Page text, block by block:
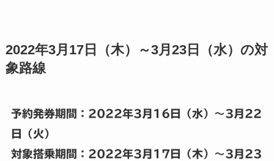
2022年3月17日（木）～3月23日（水）の対
象路線
予約発券期間：2022年3月16日
（水）～3月22
日（火）
対象搭乗期間：2022年3月17日（木）～3月23